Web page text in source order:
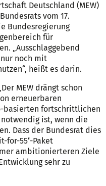
Deutschland (MEW)
vom 17.
Bundesregierung
für
„Ausschlaggebend
noch mit
heißt es darin.
MEW drängt schon
erneuerbaren
basierten fortschrittlichen
ist, wenn die
Dass der Bundesrat dies
for-55‘-Paket
ambitionierteren Ziele
sehr zu